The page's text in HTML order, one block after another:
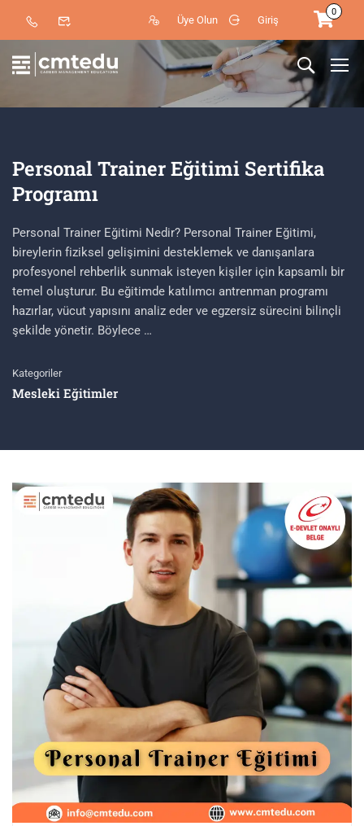
Üye Olun Giriş
0
Personal Trainer Eğitimi Sertifika
Programı
Personal Trainer Eğitimi Nedir? Personal Trainer Eğitimi,
bireylerin fiziksel gelişimini desteklemek ve danışanlara
profesyonel rehberlik sunmak isteyen kişiler için kapsamlı bir
temel oluşturur. Bu eğitimde katılımcı antrenman programı
hazırlar, vücut yapısını analiz eder ve egzersiz sürecini bilinçli
şekilde yönetir. Böylece …
Kategoriler
Mesleki Eğitimler